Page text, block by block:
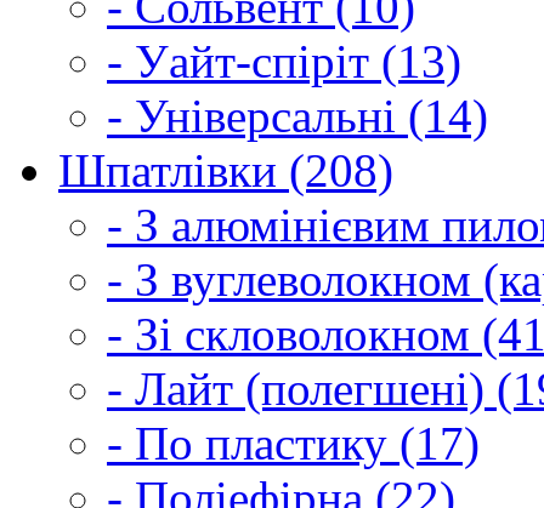
- Уайт-спіріт (13)
- Універсальні (14)
Шпатлівки (208)
- З алюмінієвим
- З вуглеволокном
- Зі скловолокном
- Лайт (полегшені)
- По пластику (17)
- Поліефірна (22)